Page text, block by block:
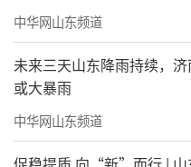
中华网山东频道
未来三天山东降雨持续，
或大暴雨
中华网山东频道